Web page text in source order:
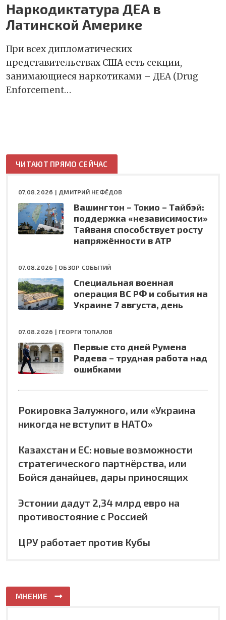
Наркодиктатура ДЕА в
Латинской Америке
При всех дипломатических
представительствах США есть секции,
занимающиеся наркотиками – ДЕА (Drug
Enforcement…
ЧИТАЮТ ПРЯМО СЕЙЧАС
07.08.2026 | ДМИТРИЙ НЕФЁДОВ
Вашингтон – Токио – Тайбэй:
поддержка «независимости»
Тайваня способствует росту
напряжённости в АТР
07.08.2026 | ОБЗОР СОБЫТИЙ
Специальная военная
операция ВС РФ и события на
Украине 7 августа, день
07.08.2026 | ГЕОРГИ ТОПАЛОВ
Первые сто дней Румена
Радева – трудная работа над
ошибками
Рокировка Залужного, или «Украина
никогда не вступит в НАТО»
Казахстан и ЕС: новые возможности
стратегического партнёрства, или
Бойся данайцев, дары приносящих
Эстонии дадут 2,34 млрд евро на
противостояние с Россией
ЦРУ работает против Кубы
МНЕНИЕ